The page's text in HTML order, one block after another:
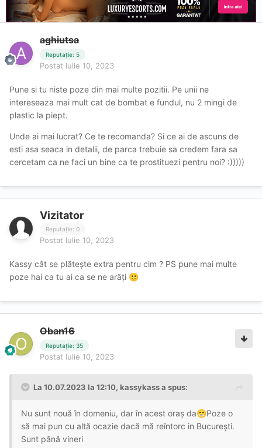
aghiutsa
Reputație: 5
Postat Iulie 10, 2023
Pune si tu niste poze din mai multe pozitii. Pe unii ne
intereseaza mai mult cat de bombat e fundul, nu 2 mingi de
plastic la piept.
Unde ai mai lucrat? Ce te recomanda? Si ce ai de ascuns de
esti asa seaca in detalii, de parca trebuie sa credem fara sa
cercetam ca ne faci un bine ca te prostituezi pentru noi? :)))))
Vizitator
Reputație: 0
Postat Iulie 10, 2023
Kassy cât se plătește extra pentru cim ? PS pune mai multe
poze hai ca tu ai ca se ne arăți 🙂
Oban16
Reputație: 35
Postat Iulie 10, 2023
La 10.07.2023 la 12:10, kassykassa spus:
Nu sunt nouă în domeniu, dar în acest oraș da😁Poze o
să mai pun cu altă ocazie dacă mă reîntorc in București.
Sunt până vineri